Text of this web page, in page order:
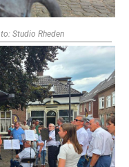
Studio Rheden